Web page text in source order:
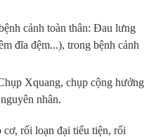
cảnh toàn thân: Đau lưng
đĩa đệm...), trong bệnh cảnh
Xquang, chụp cộng hưởng
nhân.
cơ, rối loạn đại tiểu tiện, rối